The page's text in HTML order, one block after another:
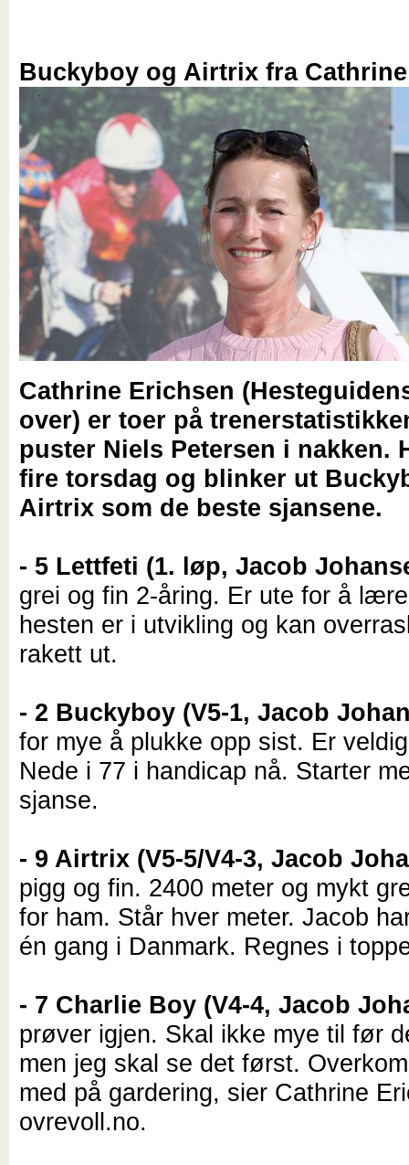
Buckyboy og Airtrix fra Cathrine
Cathrine Erichsen
over) er toer på
puster Niels Petersen i nakken.
fire torsdag og blinker ut
Airtrix som de beste sjansene.
- 5 Lettfeti (1. løp, Jacob
grei og fin 2-åring. Er ute for å
hesten er i utvikling og kan
rakett ut.
- 2 Buckyboy (V5-1, Jacob
for mye å plukke opp sist. Er
Nede i 77 i handicap nå. Starter
sjanse.
- 9 Airtrix (V5-5/V4-3, Jacob
pigg og fin. 2400 meter og mykt
for ham. Står hver meter. Jacob
én gang i Danmark. Regnes i
- 7 Charlie Boy (V4-4, Jacob
prøver igjen. Skal ikke mye til før
men jeg skal se det først.
med på gardering, sier Cathrine
ovrevoll.no.